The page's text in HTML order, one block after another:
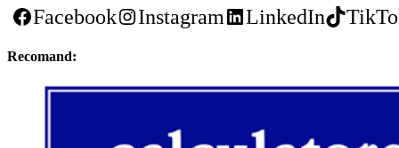
Facebook Instagram LinkedIn
Recomand: